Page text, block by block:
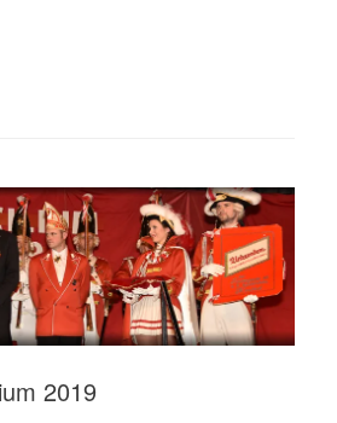
2019